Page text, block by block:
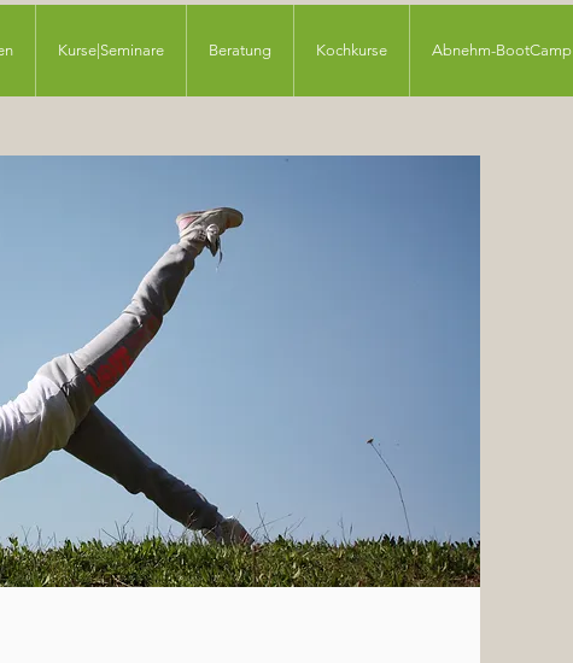
Kurse|Seminare Beratung Kochkurse Abnehm-BootCamp